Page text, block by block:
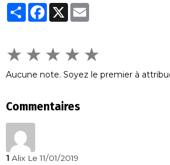
PartagerFacebook
X
★ ★ ★ ★ ★
Aucune note. Soyez le premier à
Commentaires
1 Alix Le 11/01/2019